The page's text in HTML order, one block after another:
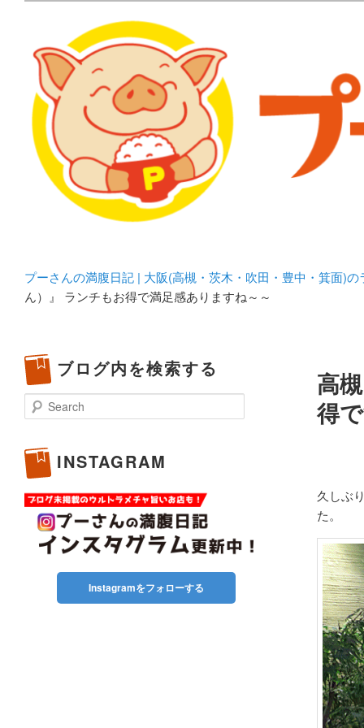
プーさんの満腹日記 |
豊中・箕面)のランチ＆
化してます。
プーさんの満腹日記 | 大阪(高槻・茨木・吹田・豊中・箕面)
ん）』 ランチもお得で満足感ありますね～～
高
得
久しぶ
た。
ブログ内を検索する
Search
INSTAGRAM
Instagramをフォローする